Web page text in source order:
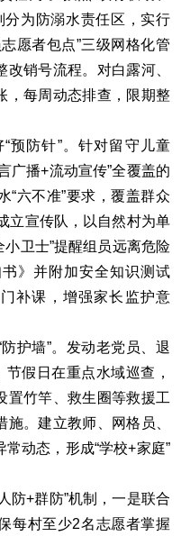
分为防溺水责任区，实行
愿者包点”三级网格化管
销号流程。对白露河、
，每周动态排查，限期整
防针”。针对留守儿童
广播+流动宣传”全覆盖的
“六不准”要求，覆盖群众
立宣传队，以自然村为单
小卫士”提醒组员远离危险
》并附加安全知识测试
补课，增强家长监护意
墙”。发动老党员、退
假日在重点水域巡查，
置竹竿、救生圈等救援工
。建立教师、网格员、
动态，形成“学校+家庭”
+群防”机制，一是联合
每村至少2名志愿者掌握